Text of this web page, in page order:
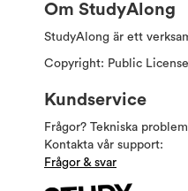
Om StudyAlong
StudyAlong är ett
Copyright: Public
Kundservice
Frågor? Tekniska
Kontakta vår support:
Frågor & svar